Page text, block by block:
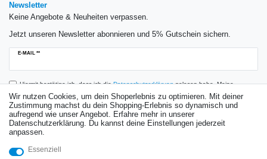
Newsletter
Keine Angebote & Neuheiten verpassen.
Jetzt unseren Newsletter abonnieren und 5% Gutschein sichern.
E-MAIL **
Newsletter
Hiermit bestätige ich, dass ich dieDaten­schutz­erklärunggelesen habe. Meine
Einwilligung kann ich jederzeit widerrufen.**
Abonnieren
Wir nutzen Cookies, um dein Shoperlebnis zu optimieren. Mit deiner
Zustimmung machst du dein Shopping-Erlebnis so dynamisch und
aufregend wie unser Angebot. Erfahre mehr in unserer
Datenschutzerklärung. Du kannst deine Einstellungen jederzeit
anpassen.
Essenziell